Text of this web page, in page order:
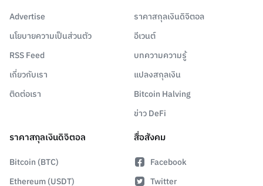
Advertise
นโยบายความเป็นส่วนตัว
RSS Feed
เกี่ยวกับเรา
ติดต่อเรา
ราคาสกุลเงินดิจิตอล
อีเวนต์
บทความความรู้
แปลงสกุลเงิน
Bitcoin Halving
ข่าว DeFi
ราคาสกุลเงินดิจิตอล
Bitcoin (BTC)
Ethereum (USDT)
สื่อสังคม
Facebook
Twitter